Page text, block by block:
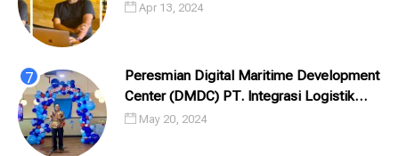
Apr 13, 2024
Peresmian Digital Maritime Development
Center (DMDC) PT. Integrasi Logistik
Cipta Solusi (ILCS) / Pelindo Solusi
May 20, 2024